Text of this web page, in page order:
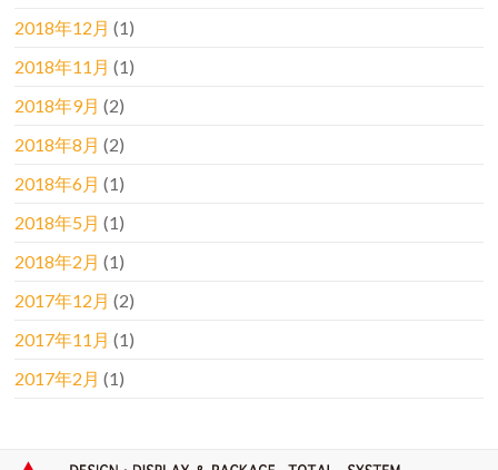
2018年12月 (1)
2018年11月 (1)
2018年9月 (2)
2018年8月 (2)
2018年6月 (1)
2018年5月 (1)
2018年2月 (1)
2017年12月 (2)
2017年11月 (1)
2017年2月 (1)